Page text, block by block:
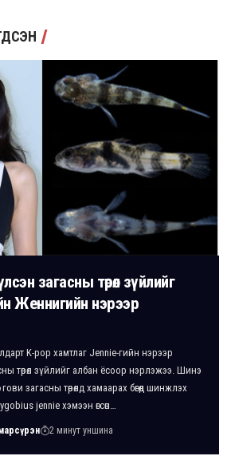
загасны төрөл зүйлийг
Женнигийн нэрээр
K-pop хамтлаг Jennie-гийн нэрээр
төрөл зүйлийг албан ёсоор нэрлэжээ. Шинэ
гови загасны төрөлд хамаарах бөгөөд шинжлэх
jennie хэмээн өгсөн…
2 минут уншина